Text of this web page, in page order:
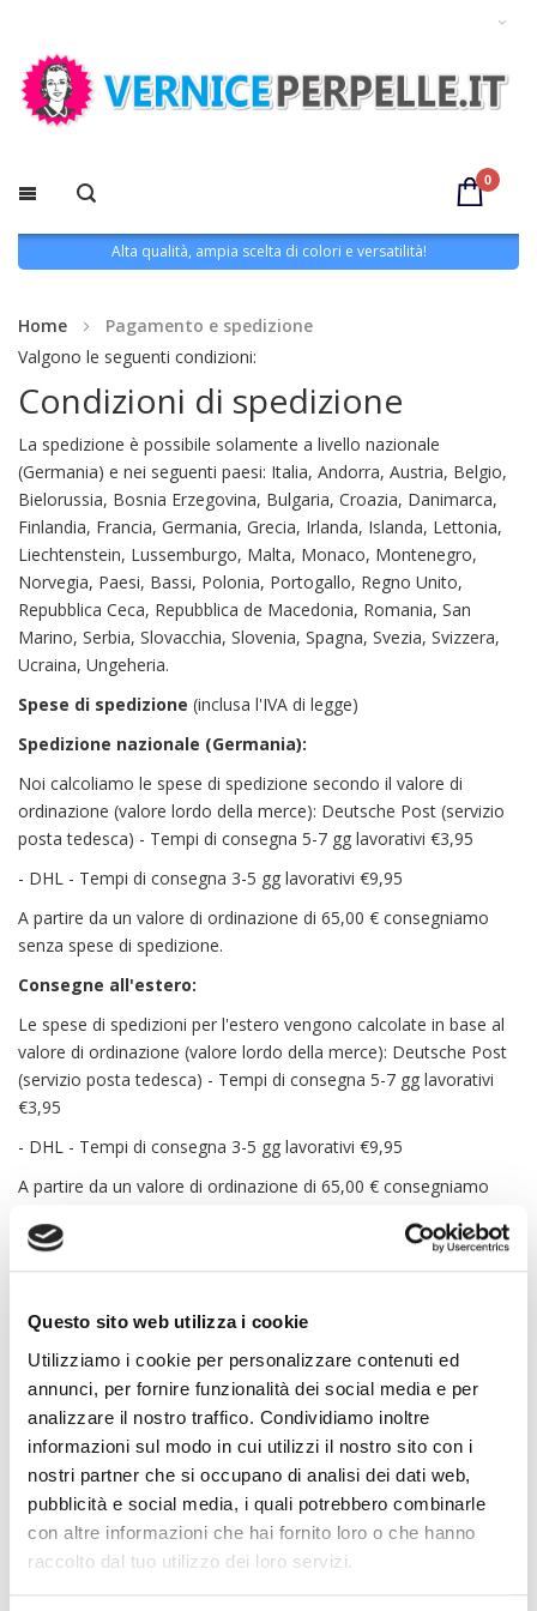
Questo sito web utilizza i cookie
Utilizziamo i cookie per personalizzare contenuti ed
annunci, per fornire funzionalità dei social media e per
analizzare il nostro traffico. Condividiamo inoltre
informazioni sul modo in cui utilizzi il nostro sito con i
nostri partner che si occupano di analisi dei dati web,
pubblicità e social media, i quali potrebbero combinarle
con altre informazioni che hai fornito loro o che hanno
raccolto dal tuo utilizzo dei loro servizi.
0
Alta qualità, ampia scelta di colori e versatilità!
Home
Pagamento e spedizione
Valgono le seguenti condizioni:
Condizioni di spedizione
La spedizione è possibile solamente a livello nazionale
(Germania) e nei seguenti paesi: Italia, Andorra, Austria, Belgio,
Bielorussia, Bosnia Erzegovina, Bulgaria, Croazia, Danimarca,
Finlandia, Francia, Germania, Grecia, Irlanda, Islanda, Lettonia,
Liechtenstein, Lussemburgo, Malta, Monaco, Montenegro,
Norvegia, Paesi, Bassi, Polonia, Portogallo, Regno Unito,
Repubblica Ceca, Repubblica de Macedonia, Romania, San
Marino, Serbia, Slovacchia, Slovenia, Spagna, Svezia, Svizzera,
Ucraina, Ungeheria.
Spese di spedizione (inclusa l'IVA di legge)
Spedizione nazionale (Germania):
Noi calcoliamo le spese di spedizione secondo il valore di
ordinazione (valore lordo della merce): Deutsche Post (servizio
posta tedesca) - Tempi di consegna 5-7 gg lavorativi €3,95
- DHL - Tempi di consegna 3-5 gg lavorativi €9,95
A partire da un valore di ordinazione di 65,00 € consegniamo
senza spese di spedizione.
Consegne all'estero:
Le spese di spedizioni per l'estero vengono calcolate in base al
valore di ordinazione (valore lordo della merce): Deutsche Post
(servizio posta tedesca) - Tempi di consegna 5-7 gg lavorativi
€3,95
- DHL - Tempi di consegna 3-5 gg lavorativi €9,95
A partire da un valore di ordinazione di 65,00 € consegniamo
Termini di consegna
spedizione della merce avviene a livello nazionale (Germania)
entro 5 - 7 giorni, a livello internazionale entro 5 - 7 dopo la
stipula del contratto (nel caso sia stato concordato il
pagamento anticipato dopo il proprio mandato di pagamento).
Tenere conto che nei giorni festivi e nelle domeniche non
avvengono notifiche.
Se ha ordinato articoli con tempi di consegna differenti, Le
invieremo i beni in una spedizione unica, se non diversamente
concordato con Lei. I tempi di consegna equivalgono in tal caso